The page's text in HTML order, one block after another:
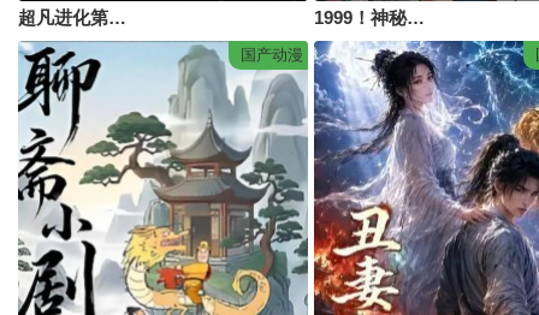
超凡进化第一季 1999！神秘学对策部中配版
国产动漫